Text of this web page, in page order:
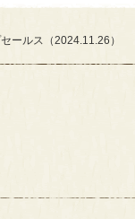
ールス（2024.11.26）